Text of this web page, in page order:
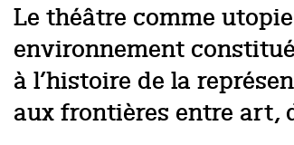
Le théâtre comme
environnement
à l’histoire de la
aux frontières entre art,